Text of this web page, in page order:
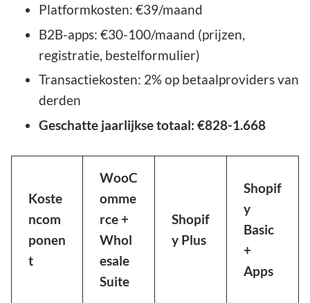
Platformkosten: €39/maand
B2B-apps: €30-100/maand (prijzen,
registratie, bestelformulier)
Transactiekosten: 2% op betaalproviders van
derden
Geschatte jaarlijkse totaal: €828-1.668
Koste
ncom
ponen
t
WooC
omme
rce +
Whol
esale
Suite
Shopif
y Plus
Shopif
y
Basic
+
Apps